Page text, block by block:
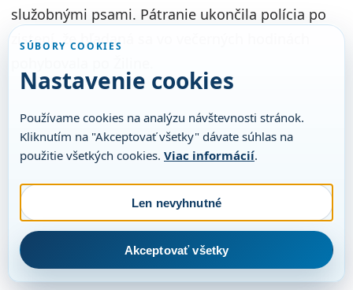
služobnými psami. Pátranie ukončila polícia po
zistení, že hľadaná sa vo večerných hodinách
SÚBORY COOKIES
Nastavenie cookies
Používame cookies na analýzu návštevnosti stránok.
Kliknutím na "Akceptovať všetky" dávate súhlas na
použitie všetkých cookies. Viac informácií.
Len nevyhnutné
Akceptovať všetky